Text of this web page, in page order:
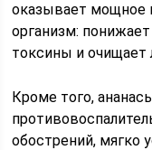
оказывает мощное
организм:
токсины и очищает
Кроме того,
обострений, мягко